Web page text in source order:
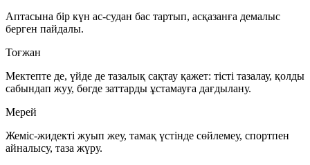
Аптасына бір күн ас-судан бас тартып, асқазанға демалыс
берген пайдалы.
Тоғжан
Мектепте де, үйде де тазалық сақтау қажет: тісті тазалау, қолды
сабындап жуу, бөгде заттарды ұстамауға дағдылану.
Мерей
Жеміс-жидекті жуып жеу, тамақ үстінде сөйлемеу, спортпен
айналысу, таза жүру.